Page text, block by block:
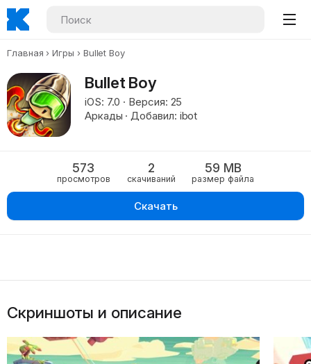
Главная Игры Bullet Boy
Bullet Boy
iOS: 7.0 · Версия: 25
Аркады · Добавил: ibot
573
просмотров
2
скачиваний
59 MB
размер файла
Скачать
Скриншоты и описание